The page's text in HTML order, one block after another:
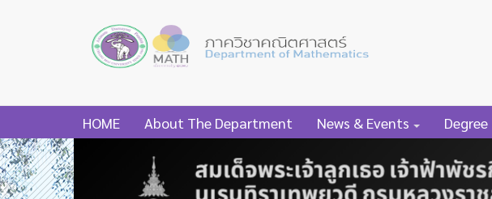
HOME About The Department News & Events Degree